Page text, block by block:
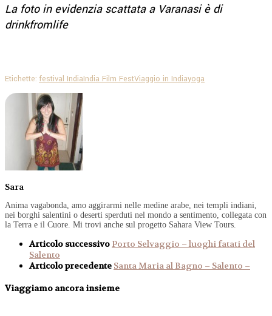
La foto in evidenzia scattata a Varanasi è di
drinkfromlife
Etichette: festival IndiaIndia Film FestViaggio in Indiayoga
Sara
Anima vagabonda, amo aggirarmi nelle medine arabe, nei templi indiani,
nei borghi salentini o deserti sperduti nel mondo a sentimento, collegata con
la Terra e il Cuore. Mi trovi anche sul progetto Sahara View Tours.
Articolo successivo Porto Selvaggio – luoghi fatati del
Salento
Articolo precedente Santa Maria al Bagno – Salento –
Viaggiamo ancora insieme